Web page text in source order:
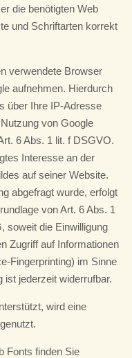
die benötigten Web
und Schriftarten korrekt
verwendete Browser
aufnehmen. Hierdurch
über Ihre IP-Adresse
von Google
6 Abs. 1 lit. f DSGVO.
Interesse an der
auf seiner Website.
abgefragt wurde, erfolgt
von Art. 6 Abs. 1
soweit die Einwilligung
Zugriff auf Informationen
Fingerprinting) im Sinne
jederzeit widerrufbar.
wird eine
Fonts finden Sie